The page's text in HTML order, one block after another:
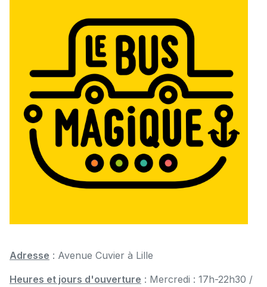
Adresse : Avenue Cuvier à Lille
Heures et jours d'ouverture : Mercredi : 17h-22h30 /